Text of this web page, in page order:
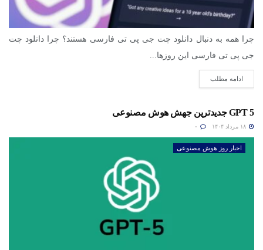
چرا همه به دنبال دانلود چت جی پی تی فارسی هستند؟ چرا دانلود چت
جی پی تی فارسی این روزها...
ادامه مطلب
GPT 5 جدیدترین جهش هوش مصنوعی
اخبار روز هوش مصنوعی